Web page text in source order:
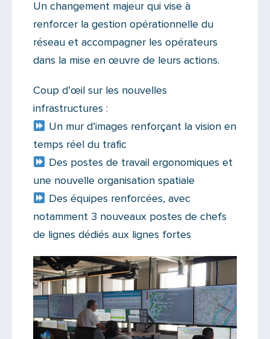
Un changement majeur qui vise à
renforcer la gestion opérationnelle du
réseau et accompagner les opérateurs
dans la mise en œuvre de leurs actions.
Coup d’œil sur les nouvelles
infrastructures :
Un mur d’images renforçant la vision en
temps réel du trafic
Des postes de travail ergonomiques et
une nouvelle organisation spatiale
Des équipes renforcées, avec
notamment 3 nouveaux postes de chefs
de lignes dédiés aux lignes fortes